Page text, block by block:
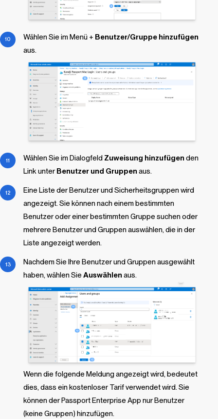
Wählen Sie im Menü + Benutzer/Gruppe hinzufügen
aus.
Wählen Sie im Dialogfeld Zuweisung hinzufügenden
Link unter Benutzer und Gruppenaus.
Eine Liste der Benutzer und Sicherheitsgruppen wird
angezeigt. Sie können nach einem bestimmten
Benutzer oder einer bestimmten Gruppe suchen oder
mehrere Benutzer und Gruppen auswählen, die in der
Liste angezeigt werden.
Nachdem Sie Ihre Benutzer und Gruppen ausgewählt
haben, wählen Sie Auswählenaus.
Wenn die folgende Meldung angezeigt wird, bedeutet
dies, dass ein kostenloser Tarif verwendet wird. Sie
können der Passport Enterprise App nur Benutzer
(keine Gruppen) hinzufügen.